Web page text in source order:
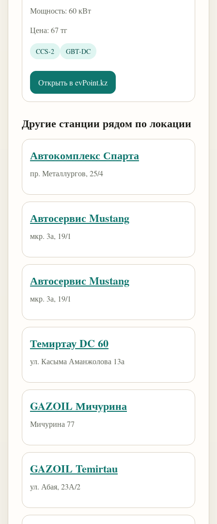
Мощность: 60 кВт
Цена: 67 тг
CCS-2 GBT-DC
Открыть в evPoint.kz
Другие станции рядом по локации
Автокомплекс Спарта
пр. Металлургов, 25/4
Автосервис Mustang
​мкр. 3а, 19/1
Автосервис Mustang
​мкр. 3а, 19/1
Темиртау DC 60
ул. Касыма Аманжолова 13а
GAZOIL Мичурина
Мичурина 77
GAZOIL Temirtau
ул. Абая, 23А/2